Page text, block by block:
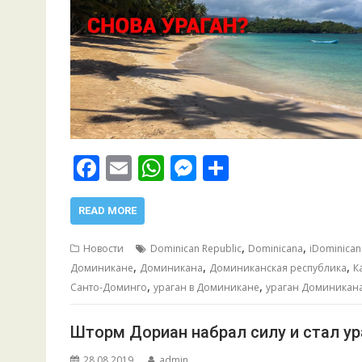
F
ac
e
b
o
o
k
E
m
ai
l
W
s
A
p
p
M
e
n
g
er
р
а
в
и
т
READ MORE
Новости Dominican Republic, Dominicana,
Доминикане, Доминикана, Доминиканская республика,
Санто-Доминго, ураган в Доминикане, ураган
Шторм Дориан набрал силу и стал